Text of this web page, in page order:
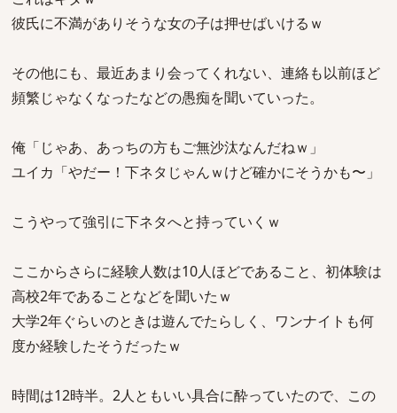
彼氏に不満がありそうな女の子は押せばいけるｗ
その他にも、最近あまり会ってくれない、連絡も以前ほど
頻繁じゃなくなったなどの愚痴を聞いていった。
俺「じゃあ、あっちの方もご無沙汰なんだねｗ」
ユイカ「やだー！下ネタじゃんｗけど確かにそうかも〜」
こうやって強引に下ネタへと持っていくｗ
ここからさらに経験人数は10人ほどであること、初体験は
高校2年であることなどを聞いたｗ
大学2年ぐらいのときは遊んでたらしく、ワンナイトも何
度か経験したそうだったｗ
時間は12時半。2人ともいい具合に酔っていたので、この